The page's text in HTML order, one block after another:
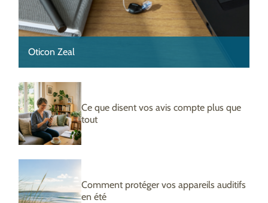
Oticon Zeal
Ce que disent vos avis compte plus que
tout
Comment protéger vos appareils auditifs
en été